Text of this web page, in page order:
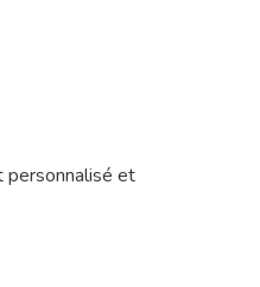
personnalisé et